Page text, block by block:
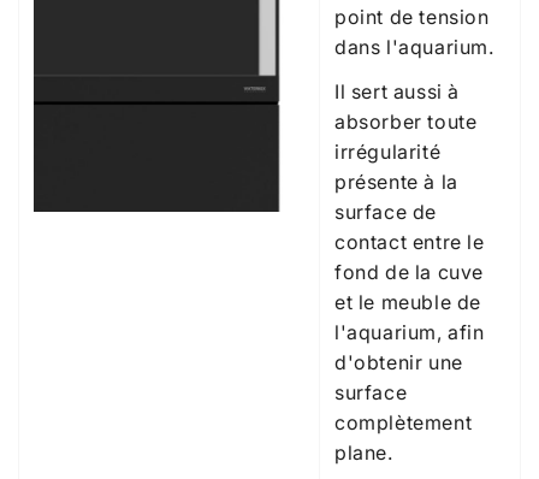
point de tension
dans l'aquarium.
Il sert aussi à
absorber toute
irrégularité
présente à la
surface de
contact entre le
fond de la cuve
et le meuble de
l'aquarium, afin
d'obtenir une
surface
complètement
plane.